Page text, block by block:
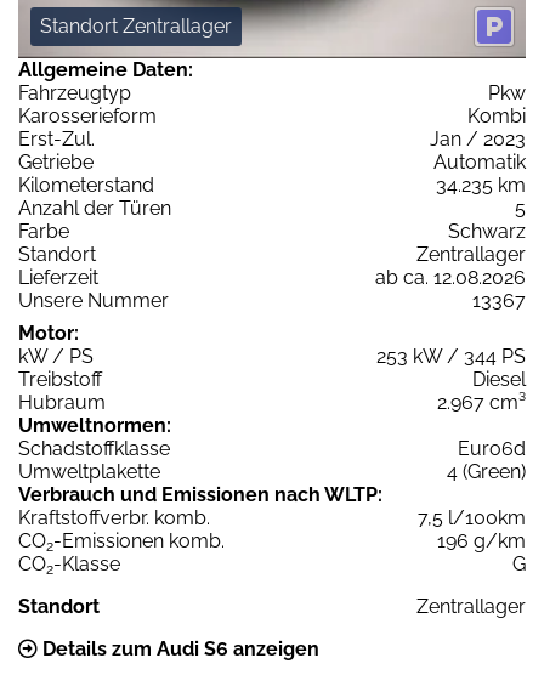
Standort Zentrallager
Allgemeine Daten:
Fahrzeugtyp
Pkw
Karosserieform
Kombi
Erst-Zul.
Jan / 2023
Getriebe
Automatik
Kilometerstand
34.235 km
Anzahl der Türen
5
Farbe
Schwarz
Standort
Zentrallager
Lieferzeit
ab ca. 12.08.2026
Unsere Nummer
13367
Motor:
kW / PS
253 kW / 344 PS
Treibstoff
Diesel
Hubraum
2.967 cm³
Umweltnormen:
Schadstoffklasse
Euro6d
Umweltplakette
4 (Green)
Verbrauch und Emissionen nach WLTP:
Kraftstoffverbr. komb.
7,5 l/100km
CO2-Emissionen komb.
196 g/km
CO2-Klasse
G
Standort
Zentrallager
Details zum Audi S6 anzeigen